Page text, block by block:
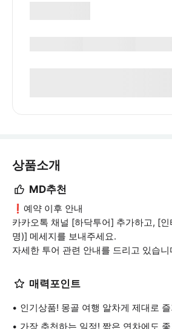
상품소개
MD추천
❗️예약 이후 안내
카카오톡 채널 [하닥투어] 추가하고, [
명)] 메세지를 보내주세요.
자세한 투어 관련 안내를 드리고 있습니
매력포인트
인기상품! 몽골 여행 알차게 제대로
가장 추천하는 일정! 짧은 연차에도